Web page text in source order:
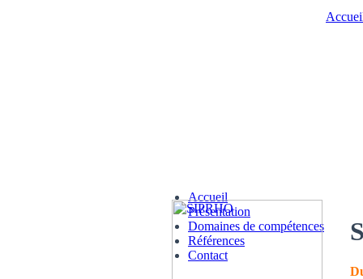
Accueil
Présentation
Domaines de compétences
Références
Contact